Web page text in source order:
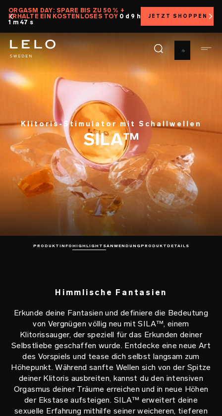
Direkt
zum
Inhalt
ORGASM DAY: SPARE BIS ZU 50 % +
ERHALTE EIN KOSTENLOSES TOY 0 d 9 h
1 m 45 s
JETZT SHOPPEN
Klitoris-Stimulator mit Schallwellen
SILA™
PRODUKTINFO HIGHLIGHTSANWENDUNGPRODUKTDETAILS
Himmlische Fantasien
Erkunde deine Fantasien und definiere die Bedeutung
von Vergnügen völlig neu mit SILA™, einem
Klitorissauger, der speziell für das Erkunden deiner
Selbstliebe geschaffen wurde. Entdecke eine neue Art
des Vorspiels und tease dich selbst langsam zum
Höhepunkt. Während sanfte Wellen sich von der Spitze
deiner Klitoris ausbreiten, kannst du den intensiven
Orgasmus deiner Träume erreichen und in neue Höhen
der Ekstase aufsteigen. SILA™ erweitert deine
sexuelle Erfahrung mithilfe seiner weicheren, tieferen